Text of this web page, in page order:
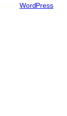
WordPress